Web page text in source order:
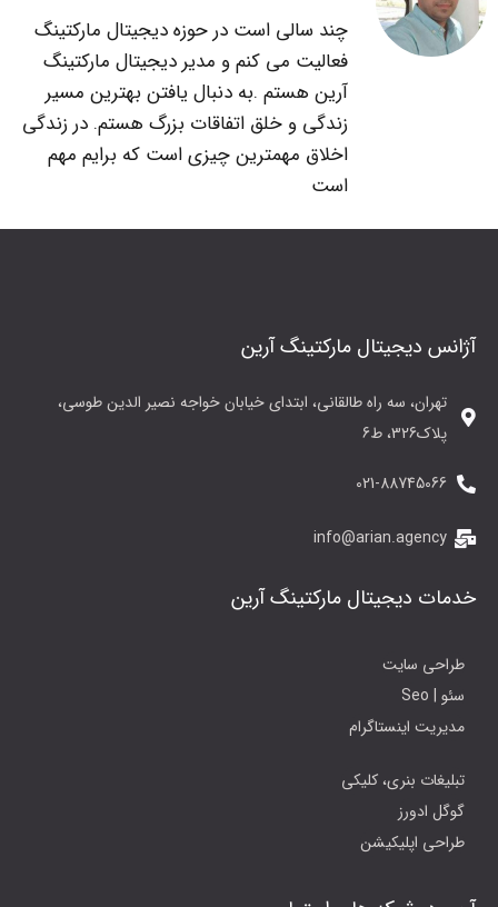
چند سالی است در حوزه دیجیتال مارکتینگ
فعالیت می کنم و مدیر دیجیتال مارکتینگ
آرین هستم .به دنبال یافتن بهترین مسیر
زندگی و خلق اتفاقات بزرگ هستم. در زندگی
اخلاق مهمترین چیزی است که برایم مهم
است
آژانس دیجیتال مارکتینگ آرین
تهران، سه راه طالقانی، ابتدای خیابان خواجه نصیر الدین طوسی،
پلاک326، ط6
021-88745066
info@arian.agency
خدمات دیجیتال مارکتینگ آرین
طراحی سایت
سئو | Seo
مدیریت اینستاگرام
تبلیغات بنری، کلیکی
گوگل ادورز
طراحی اپلیکیشن